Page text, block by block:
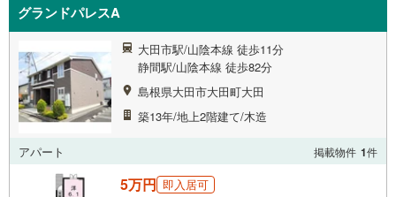
グランドパレスA
大田市駅/山陰本線 徒歩11分
静間駅/山陰本線 徒歩82分
島根県大田市大田町大田
築13年/地上2階建て/木造
アパート 掲載物件 1件
5万円 即入居可